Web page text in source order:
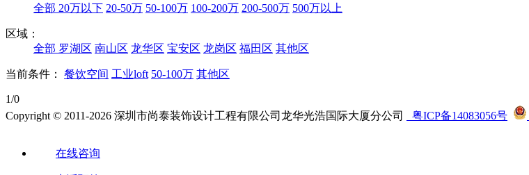
全部 20万以下 20-50万 50-100万 100-200万 200-500万 500万以上
区域：
全部 罗湖区 南山区 龙华区 宝安区 龙岗区 福田区 其他区
当前条件： 餐饮空间 工业loft 50-100万 其他区
1/0
Copyright © 2011-2026 深圳市尚泰装饰设计工程有限公司龙华光浩国际大厦分公司
粤ICP备14083056号
在线咨询